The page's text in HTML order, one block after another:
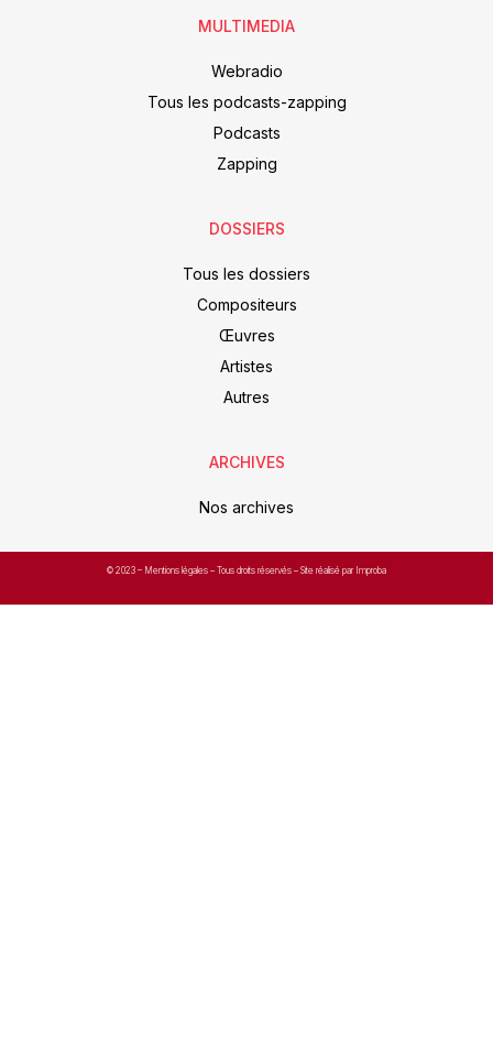
MULTIMEDIA
Webradio
Tous les podcasts-zapping
Podcasts
Zapping
DOSSIERS
Tous les dossiers
Compositeurs
Œuvres
Artistes
Autres
ARCHIVES
Nos archives
© 2023 – Mentions légales – Tous droits réservés – Site réalisé par Improba